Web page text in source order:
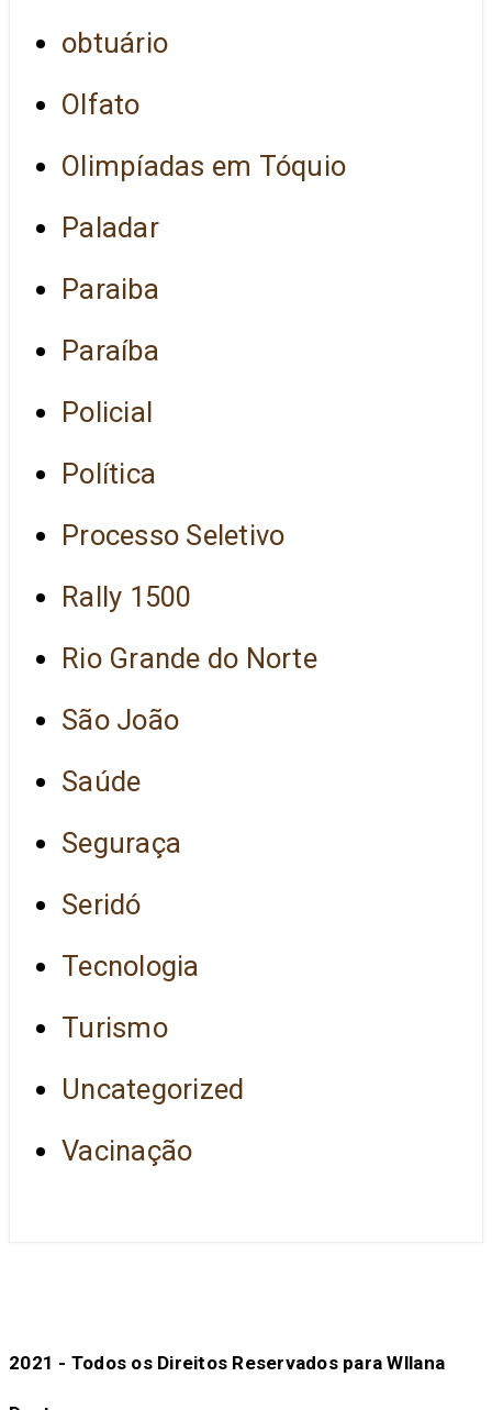
obtuário
Olfato
Olimpíadas em Tóquio
Paladar
Paraiba
Paraíba
Policial
Política
Processo Seletivo
Rally 1500
Rio Grande do Norte
São João
Saúde
Seguraça
Seridó
Tecnologia
Turismo
Uncategorized
Vacinação
2021 - Todos os Direitos Reservados para Wllana